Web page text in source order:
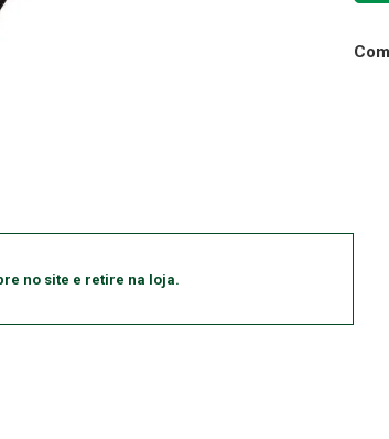
no site e retire na loja.